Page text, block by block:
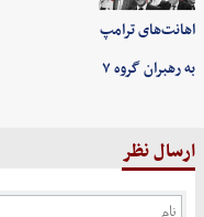
اهانت‌های ترامپ
به رهبران گروه ۷
ارسال نظر